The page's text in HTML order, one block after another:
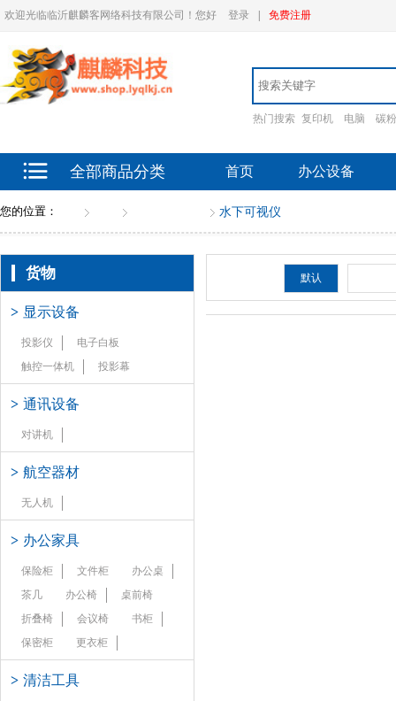
欢迎光临临沂麒麟客网络科技有限公司！您好 登录 免费注册
热门搜索 复印机 电脑 碳粉
全部商品分类 首页 办公设备
您的位置： 水下可视仪
货物
> 显示设备
投影仪
电子白板
触控一体机
投影幕
> 通讯设备
对讲机
> 航空器材
无人机
> 办公家具
保险柜 文件柜
办公桌
茶几
办公椅
桌前椅
折叠椅
会议椅
书柜
保密柜
更衣柜
> 清洁工具
默认